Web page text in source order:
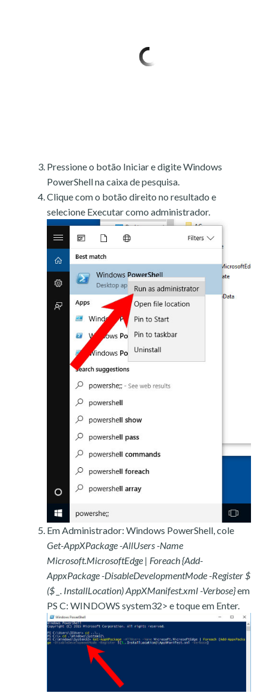
Pressione o botão Iniciar e digite Windows
PowerShell na caixa de pesquisa.
Clique com o botão direito no resultado e
selecione Executar como administrador.
Em Administrador: Windows PowerShell, cole
Get-AppXPackage -AllUsers -Name
Microsoft.MicrosoftEdge | Foreach {Add-
AppxPackage -DisableDevelopmentMode -Register $
($ _. InstallLocation) AppXManifest.xml -Verbose}em
PS C: WINDOWS system32> e toque em Enter.